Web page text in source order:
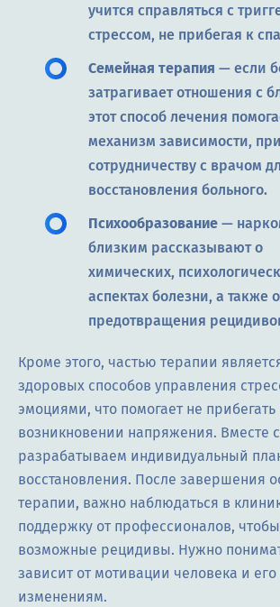
учится справляться с
стрессом, не прибегая к
Семейная терапия — если
затрагивает отношения с
этот способ лечения
механизм зависимости,
сотрудничеству с врачом
восстановления больного.
Психообразование —
близким рассказывают о
химических,
аспектах болезни, а также
предотвращения
Кроме этого, частью терапии
здоровых способов управления
эмоциями, что помогает не
возникновении напряжения. Вместе
разрабатываем индивидуальный
восстановления. После завершения
терапии, важно наблюдаться в
поддержку от профессионалов,
возможные рецидивы. Нужно
зависит от мотивации человека и его
изменениям.